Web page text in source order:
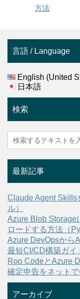
方法
言語 / Language
English (United
日本語
検索
最新記事
Claude Agent Skills
ル）
Azure Blob Storage
ロードする方法（
Azure DevOpsから
最短CI/CD構築ガイ
Roo CodeとAzure
確定申告をネット
アーカイブ